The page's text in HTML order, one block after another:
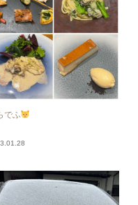
でふ